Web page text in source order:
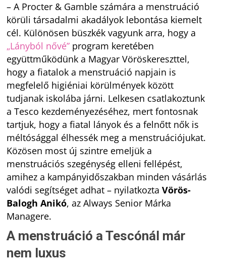
– A Procter & Gamble számára a menstruáció
körüli társadalmi akadályok lebontása kiemelt
cél. Különösen büszkék vagyunk arra, hogy a
„Lányból nővé” program keretében
együttműködünk a Magyar Vöröskereszttel,
hogy a fiatalok a menstruáció napjain is
megfelelő higiéniai körülmények között
tudjanak iskolába járni. Lelkesen csatlakoztunk
a Tesco kezdeményezéséhez, mert fontosnak
tartjuk, hogy a fiatal lányok és a felnőtt nők is
méltósággal élhessék meg a menstruációjukat.
Közösen most új szintre emeljük a
menstruációs szegénység elleni fellépést,
amihez a kampányidőszakban minden vásárlás
valódi segítséget adhat– nyilatkoztaVörös-
Balogh Anikó, az Always Senior Márka
Managere.
A menstruáció a Tescónál már
nem luxus